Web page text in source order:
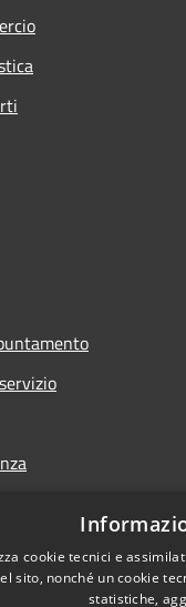
cookie tecnici e
sito, nonché un cookie
statistiche,